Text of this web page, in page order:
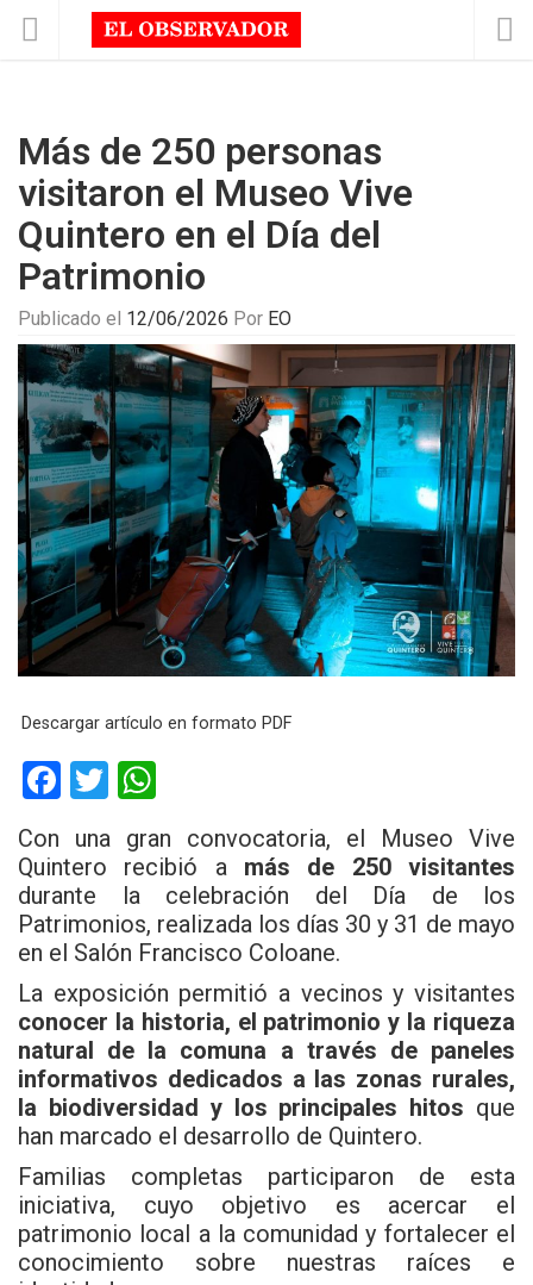
Más de 250 personas
visitaron el Museo Vive
Quintero en el Día del
Patrimonio
Publicado el 12/06/2026 Por EO
Descargar artículo en formato PDF
F
ce
b
o
o
k
T
tt
er
at
s
A
p
p
Con una gran convocatoria, el Museo Vive
Quintero recibió a más de 250 visitantes
durante la celebración del Día de los
Patrimonios, realizada los días 30 y 31 de mayo
en el Salón Francisco Coloane.
La exposición permitió a vecinos y visitantes
conocer la historia, el patrimonio y la riqueza
natural de la comuna a través de paneles
informativos dedicados a las zonas rurales,
la biodiversidad y los principales hitos que
han marcado el desarrollo de Quintero.
Familias completas participaron de esta
iniciativa, cuyo objetivo es acercar el
patrimonio local a la comunidad y fortalecer el
conocimiento sobre nuestras raíces e